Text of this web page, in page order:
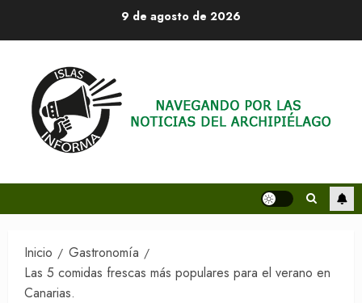
9 de agosto de 2026
Inicio
Gastronomía
Las 5 comidas frescas más populares para el verano en
Canarias.